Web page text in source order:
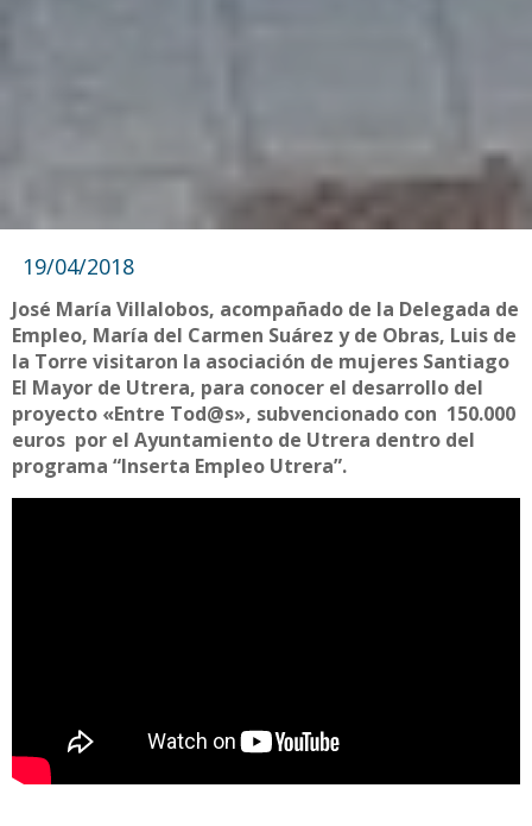
19/04/2018
José María Villalobos, acompañado de la Delegada de
Empleo, María del Carmen Suárez y de Obras, Luis de
la Torre visitaron la asociación de mujeres Santiago
El Mayor de Utrera, para conocer el desarrollo del
proyecto «Entre Tod@s», subvencionado con 150.000
euros por el Ayuntamiento de Utrera dentro del
programa “Inserta Empleo Utrera”.